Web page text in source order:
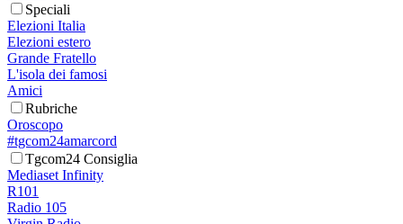
Speciali
Elezioni Italia
Elezioni estero
Grande Fratello
L'isola dei famosi
Amici
Rubriche
Oroscopo
#tgcom24amarcord
Tgcom24 Consiglia
Mediaset Infinity
R101
Radio 105